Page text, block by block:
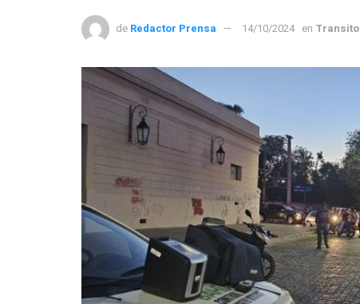
de Redactor Prensa 14/10/2024 en Transito